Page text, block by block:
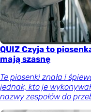
QUIZ Czyja to
mają szasnę
Te piosenki znała i
jednak, kto je
nazwy zespołów do